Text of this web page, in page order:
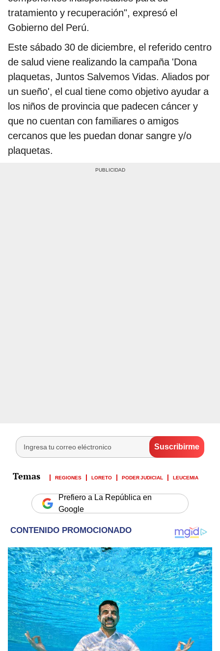
tratamiento y recuperación", expresó el
Gobierno del Perú.
Este sábado 30 de diciembre, el referido centro
de salud viene realizando la campaña 'Dona
plaquetas, Juntos Salvemos Vidas. Aliados por
un sueño', el cual tiene como objetivo ayudar a
los niños de provincia que padecen cáncer y
que no cuentan con familiares o amigos
cercanos que les puedan donar sangre y/o
plaquetas.
REGIONES LORETO PODER JUDICIAL LEUCEMIA
Prefiero a La República en
Google